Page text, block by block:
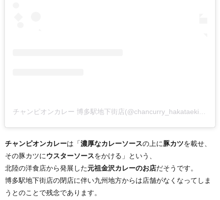
チャンピオンカレー 博多駅地下街店(@chancurry_hakataekichika)がシェアした投稿
チャンピオンカレーは「濃厚なカレーソースの上に豚カツを載せ、
その豚カツにウスターソースをかける」という、
北陸の洋食店から発展した元祖金沢カレーのお店だそうです。
博多駅地下街店の閉店に伴い九州地方からは店舗がなくなってしま
うとのことで残念であります。